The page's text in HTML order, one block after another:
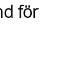
för